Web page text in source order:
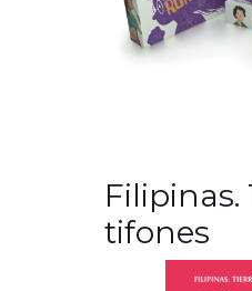
Filipinas.
tifones